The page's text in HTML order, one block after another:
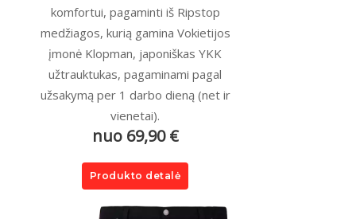
komfortui, pagaminti iš Ripstop
medžiagos, kurią gamina Vokietijos
įmonė Klopman, japoniškas YKK
užtrauktukas, pagaminami pagal
užsakymą per 1 darbo dieną (net ir
vienetai).
nuo 69,90 €
Produkto detalė